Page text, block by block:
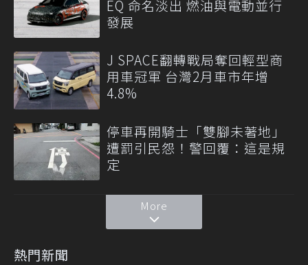
EQ 命名淡出 燃油與電動並行
發展
J SPACE翻轉戰局奪回輕型商
用車冠軍 台灣2月車市年增
4.8%
停車再開騎士「雙腳未著地」
遭罰引民怨！警回覆：這是規
定
More
熱門新聞